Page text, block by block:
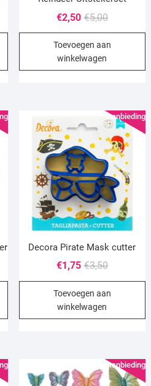
€5,00
prijs
was:
€2,50
Huidige
prijs
is:
Toevoegen aan
winkelwagen
Aanbieding!
Decora Pirate Mask cutter
€3,50
prijs
was:
€1,75
Huidige
prijs
is:
Toevoegen aan
winkelwagen
Aanbieding!